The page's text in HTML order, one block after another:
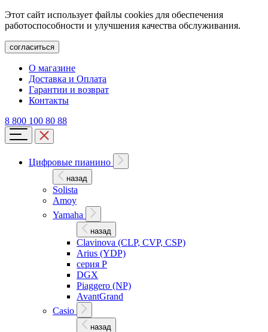
Этот сайт использует файлы cookies для обеспечения
работоспособности и улучшения качества обслуживания.
согласиться
О магазине
Доставка и Оплата
Гарантии и возврат
Контакты
8 800 100 80 88
Цифровые пианино
назад
Solista
Amoy
Yamaha
назад
Clavinova (CLP, CVP, CSP)
Arius (YDP)
серия P
DGX
Piaggero (NP)
AvantGrand
Casio
назад